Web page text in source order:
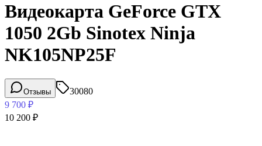
Видеокарта GeForce GTX
1050 2Gb Sinotex Ninja
NK105NP25F
Отзывы
30080
9 700 ₽
10 200 ₽